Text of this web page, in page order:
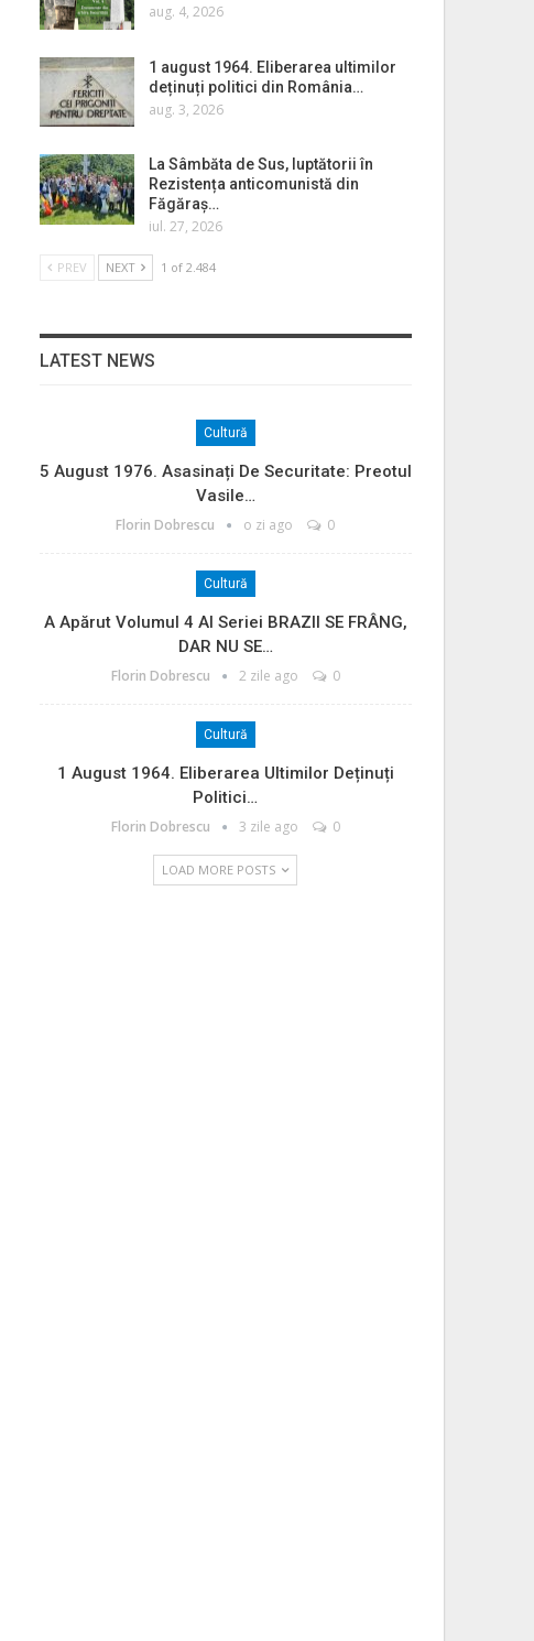
aug. 4, 2026
1 august 1964. Eliberarea ultimilor
deținuți politici din România…
aug. 3, 2026
La Sâmbăta de Sus, luptătorii în
Rezistența anticomunistă din
Făgăraș…
iul. 27, 2026
PREV NEXT 1 of 2.484
LATEST NEWS
Cultură
5 August 1976. Asasinați De Securitate: Preotul
Vasile…
Florin Dobrescu o zi ago 0
Cultură
A Apărut Volumul 4 Al Seriei BRAZII SE FRÂNG,
DAR NU SE…
Florin Dobrescu 2 zile ago 0
Cultură
1 August 1964. Eliberarea Ultimilor Deținuți
Politici…
Florin Dobrescu 3 zile ago 0
LOAD MORE POSTS